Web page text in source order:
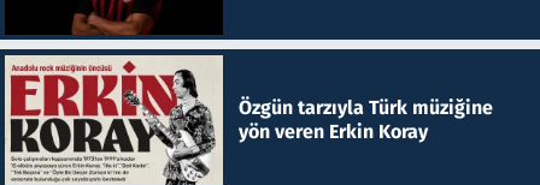
Özgün tarzıyla Türk müziğine
yön veren Erkin Koray